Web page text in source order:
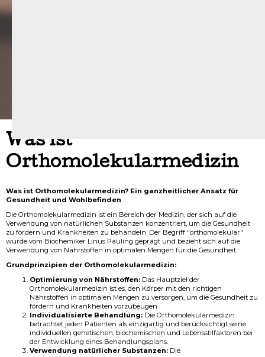
Was ist
Orthomolekularmedizin
Was ist Orthomolekularmedizin? Ein ganzheitlicher Ansatz für
Gesundheit und Wohlbefinden
Die Orthomolekularmedizin ist ein Bereich der Medizin, der sich auf die
Verwendung von natürlichen Substanzen konzentriert, um die Gesundheit
zu fördern und Krankheiten zu behandeln. Der Begriff "orthomolekular"
wurde vom Biochemiker Linus Pauling geprägt und bezieht sich auf die
Verwendung von Nährstoffen in optimalen Mengen für die Gesundheit.
Grundprinzipien der Orthomolekularmedizin:
Optimierung von Nährstoffen: Das Hauptziel der
Orthomolekularmedizin ist es, den Körper mit den richtigen
Nährstoffen in optimalen Mengen zu versorgen, um die Gesundheit zu
fördern und Krankheiten vorzubeugen.
Individualisierte Behandlung: Die Orthomolekularmedizin
betrachtet jeden Patienten als einzigartig und berücksichtigt seine
individuellen genetischen, biochemischen und Lebensstilfaktoren bei
der Entwicklung eines Behandlungsplans.
Verwendung natürlicher Substanzen: Die